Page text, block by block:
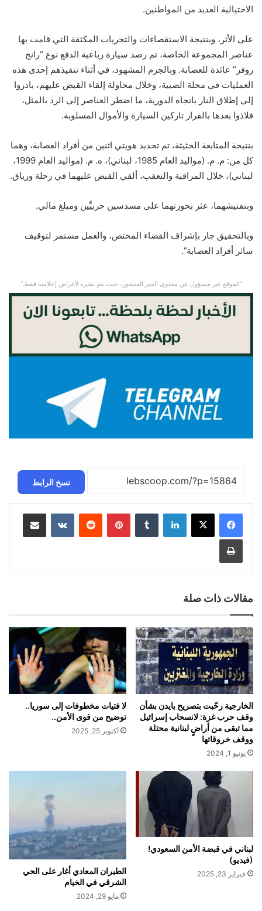
الاحتيالية العديد من المواطنين.
على الأثر، وبنتيجة الاستقصاءات والتحريات المكثفة التي قامت بها
عناصر المجموعة الخاصة، تم رصد سيارة رباعية الدفع نوع “رانج
روفر” عائدة للعصابة. وبالجرم المشهود، في أثناء تنفيذهم إحدى هذه
العمليات في محلة الضبية، وخلال محاولة إلقاء القبض عليهم، بادروا
إلى إطلاق النار باتجاه الدورية، ما اضطر العناصر إلى الرد بالمثل،
فلاذوا بعدها بالفرار تاركين السيارة والأموال المسلوبة.
بنتيجة المتابعة الحثيثة، تم تحديد هويتي اثنين من أفراد العصابة، وهما
كل من: م. م. (مواليد العام 1985، لبناني)، ه. م. (مواليد العام 1999،
لبناني)، خلال المراقبة والتعقب، ألقي القبض عليهما في زحلة ورياق.
وبتفتيشهما، عثر بحوزتهما على مسدسين حربيَّين ومبلغ مالي.
وبالتحقيق جار بإشراف القضاء المختص، والعمل مستمر لتوقيف
سائر أفراد العصابة”.
“الموقع غير مسؤول عن محتوى الخبر المنشور، حيث يتم نشره لأغراض إعلامية فقط.”
نسخ الرابط
لينكدإن بينتيريست مشاركة عبر البريد
طباعة
مقالات ذات صلة
الخارجية رحّبت بتصريح بايدن بشأن
وقف حرب غزة: لانسحاب إسرائيل
مما تبقى من أراضٍ لبنانية محتلة
ووقف خروقاتها
يونيو 1, 2024
لا فتيات مخطوفات إلى سوريا..
توضيح من قوى الأمن..
أكتوبر 25, 2025
لبناني في قبضة الأمن السعودي!
(فيديو)
فبراير 23, 2025
الطيران المعادي أغار على الحي
الشرقي في الخيام
مايو 29, 2024